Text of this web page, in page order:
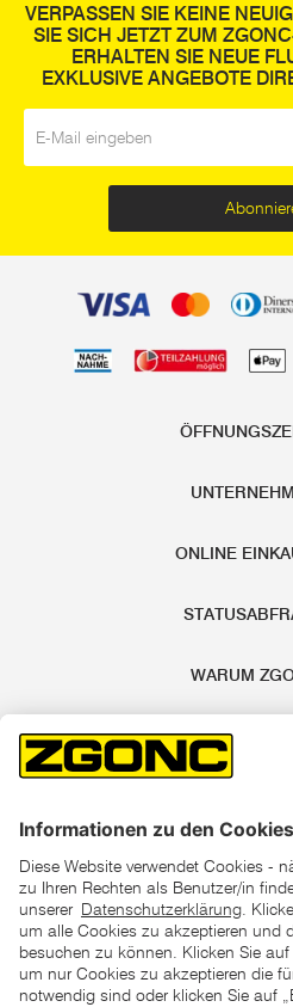
VERPASSEN SIE KEINE
SIE SICH JETZT ZUM
ERHALTEN SIE NEUE
EXKLUSIVE ANGEBOTE
ONLINE
WARUM
*der "statt"-Preis ist der
Tagen vor Beginn